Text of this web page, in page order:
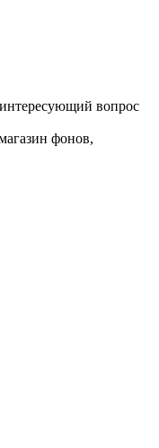
вопрос
фонов,